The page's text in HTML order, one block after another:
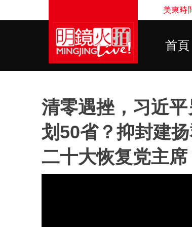
美東時
首頁
清零遇挫，习近
划50省？抑封建
二十大恢复党主席